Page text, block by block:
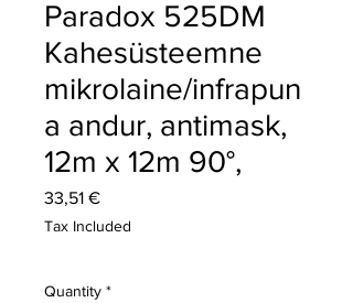
Paradox 525DM
Kahesüsteemne
mikrolaine/infrapun
a andur, antimask,
12m x 12m 90°,
33,51 €Price
Tax Included
Quantity *